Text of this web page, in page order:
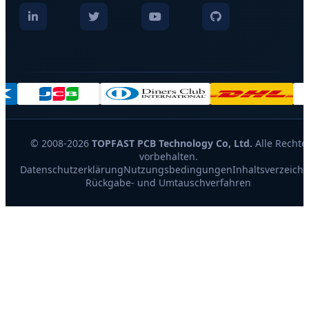
© 2008-2026 TOPFAST PCB Technology Co, Ltd. Alle Rechte
vorbehalten.
DatenschutzerklärungNutzungsbedingungen
Rückgabe- und Umtauschverfahren